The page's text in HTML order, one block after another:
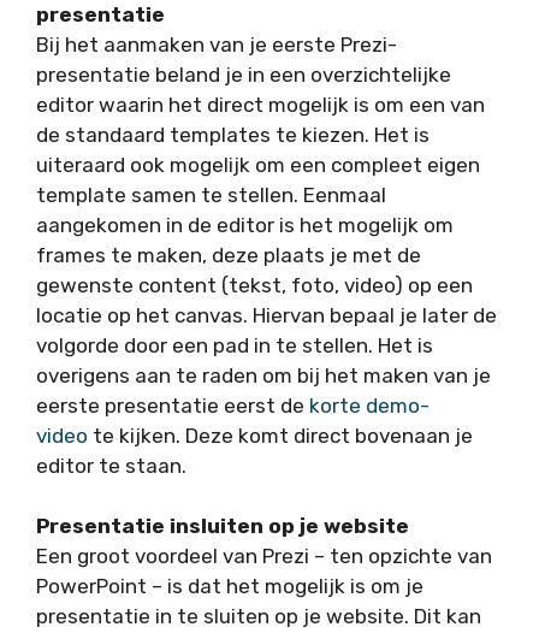
presentatie
Bij het aanmaken van je eerste Prezi-
presentatie beland je in een overzichtelijke
editor waarin het direct mogelijk is om een van
de standaard templates te kiezen. Het is
uiteraard ook mogelijk om een compleet eigen
template samen te stellen. Eenmaal
aangekomen in de editor is het mogelijk om
frames te maken, deze plaats je met de
gewenste content (tekst, foto, video) op een
locatie op het canvas. Hiervan bepaal je later de
volgorde door een pad in te stellen. Het is
overigens aan te raden om bij het maken van je
eerste presentatie eerst de korte demo-
video te kijken. Deze komt direct bovenaan je
editor te staan.
Presentatie insluiten op je website
Een groot voordeel van Prezi – ten opzichte van
PowerPoint – is dat het mogelijk is om je
presentatie in te sluiten op je website. Dit kan